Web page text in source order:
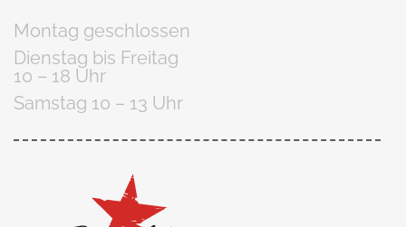
Montag geschlossen
Dienstag bis Freitag
10 – 18 Uhr
Samstag 10 – 13 Uhr